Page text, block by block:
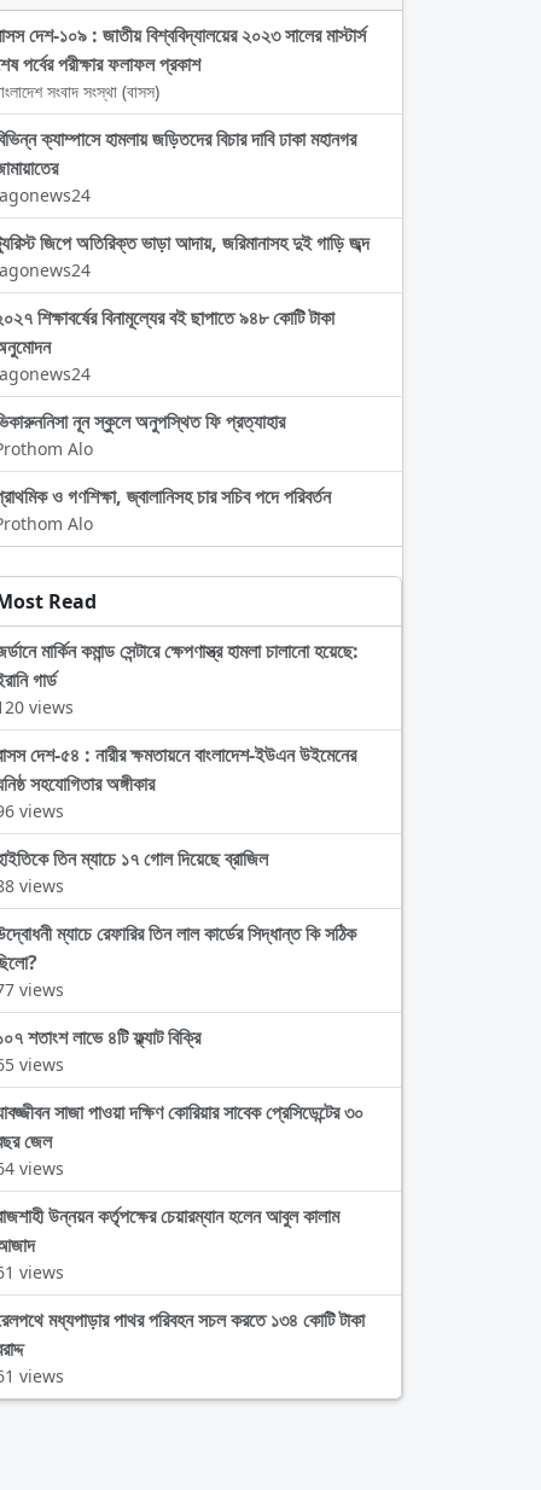
দেশ-১০৯ : জাতীয় বিশ্ববিদ্যালয়ের ২০২৩ সালের মাস্টার্স
পর্বের পরীক্ষার ফলাফল প্রকাশ
সংবাদ সংস্থা (বাসস)
ক্যাম্পাসে হামলায় জড়িতদের বিচার দাবি ঢাকা মহানগর
জিপে অতিরিক্ত ভাড়া আদায়, জরিমানাসহ দুই গাড়ি জব্দ
শিক্ষাবর্ষের বিনামূল্যের বই ছাপাতে ৯৪৮ কোটি টাকা
নূন স্কুলে অনুপস্থিত ফি প্রত্যাহার
Alo
ও গণশিক্ষা, জ্বালানিসহ চার সচিব পদে পরিবর্তন
Alo
Read
মার্কিন কমান্ড সেন্টারে ক্ষেপণাস্ত্র হামলা চালানো হয়েছে:
গার্ড
views
দেশ-৫৪ : নারীর ক্ষমতায়নে বাংলাদেশ-ইউএন উইমেনের
সহযোগিতার অঙ্গীকার
views
তিন ম্যাচে ১৭ গোল দিয়েছে ব্রাজিল
views
ম্যাচে রেফারির তিন লাল কার্ডের সিদ্ধান্ত কি সঠিক
views
শতাংশ লাভে ৪টি ফ্ল্যাট বিক্রি
views
সাজা পাওয়া দক্ষিণ কোরিয়ার সাবেক প্রেসিডেন্টের ৩০
জেল
views
উন্নয়ন কর্তৃপক্ষের চেয়ারম্যান হলেন আবুল কালাম
views
মধ্যপাড়ার পাথর পরিবহন সচল করতে ১৩৪ কোটি টাকা
views